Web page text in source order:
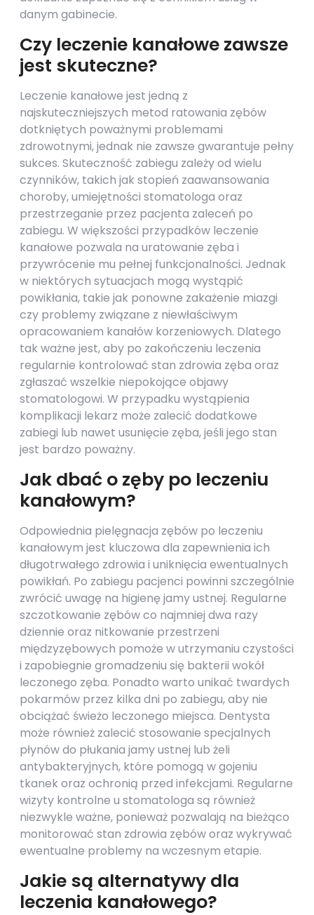
danym gabinecie.
Czy leczenie kanałowe zawsze
jest skuteczne?
Leczenie kanałowe jest jedną z
najskuteczniejszych metod ratowania zębów
dotkniętych poważnymi problemami
zdrowotnymi, jednak nie zawsze gwarantuje pełny
sukces. Skuteczność zabiegu zależy od wielu
czynników, takich jak stopień zaawansowania
choroby, umiejętności stomatologa oraz
przestrzeganie przez pacjenta zaleceń po
zabiegu. W większości przypadków leczenie
kanałowe pozwala na uratowanie zęba i
przywrócenie mu pełnej funkcjonalności. Jednak
w niektórych sytuacjach mogą wystąpić
powikłania, takie jak ponowne zakażenie miazgi
czy problemy związane z niewłaściwym
opracowaniem kanałów korzeniowych. Dlatego
tak ważne jest, aby po zakończeniu leczenia
regularnie kontrolować stan zdrowia zęba oraz
zgłaszać wszelkie niepokojące objawy
stomatologowi. W przypadku wystąpienia
komplikacji lekarz może zalecić dodatkowe
zabiegi lub nawet usunięcie zęba, jeśli jego stan
jest bardzo poważny.
Jak dbać o zęby po leczeniu
kanałowym?
Odpowiednia pielęgnacja zębów po leczeniu
kanałowym jest kluczowa dla zapewnienia ich
długotrwałego zdrowia i uniknięcia ewentualnych
powikłań. Po zabiegu pacjenci powinni szczególnie
zwrócić uwagę na higienę jamy ustnej. Regularne
szczotkowanie zębów co najmniej dwa razy
dziennie oraz nitkowanie przestrzeni
międzyzębowych pomoże w utrzymaniu czystości
i zapobiegnie gromadzeniu się bakterii wokół
leczonego zęba. Ponadto warto unikać twardych
pokarmów przez kilka dni po zabiegu, aby nie
obciążać świeżo leczonego miejsca. Dentysta
może również zalecić stosowanie specjalnych
płynów do płukania jamy ustnej lub żeli
antybakteryjnych, które pomogą w gojeniu
tkanek oraz ochronią przed infekcjami. Regularne
wizyty kontrolne u stomatologa są również
niezwykle ważne, ponieważ pozwalają na bieżąco
monitorować stan zdrowia zębów oraz wykrywać
ewentualne problemy na wczesnym etapie.
Jakie są alternatywy dla
leczenia kanałowego?